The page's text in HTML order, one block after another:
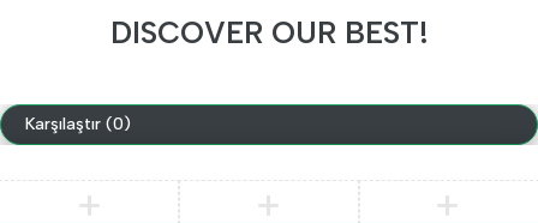
DISCOVER OUR BEST!
Karşılaştır (0)